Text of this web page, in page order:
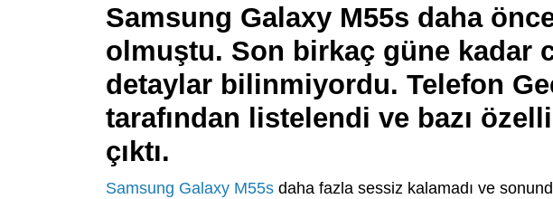
Samsung Galaxy M55s daha
olmuştu. Son birkaç güne kadar
detaylar bilinmiyordu. Telefon
tarafından listelendi ve bazı
çıktı.
Samsung Galaxy M55s daha fazla sessiz kalamadı ve